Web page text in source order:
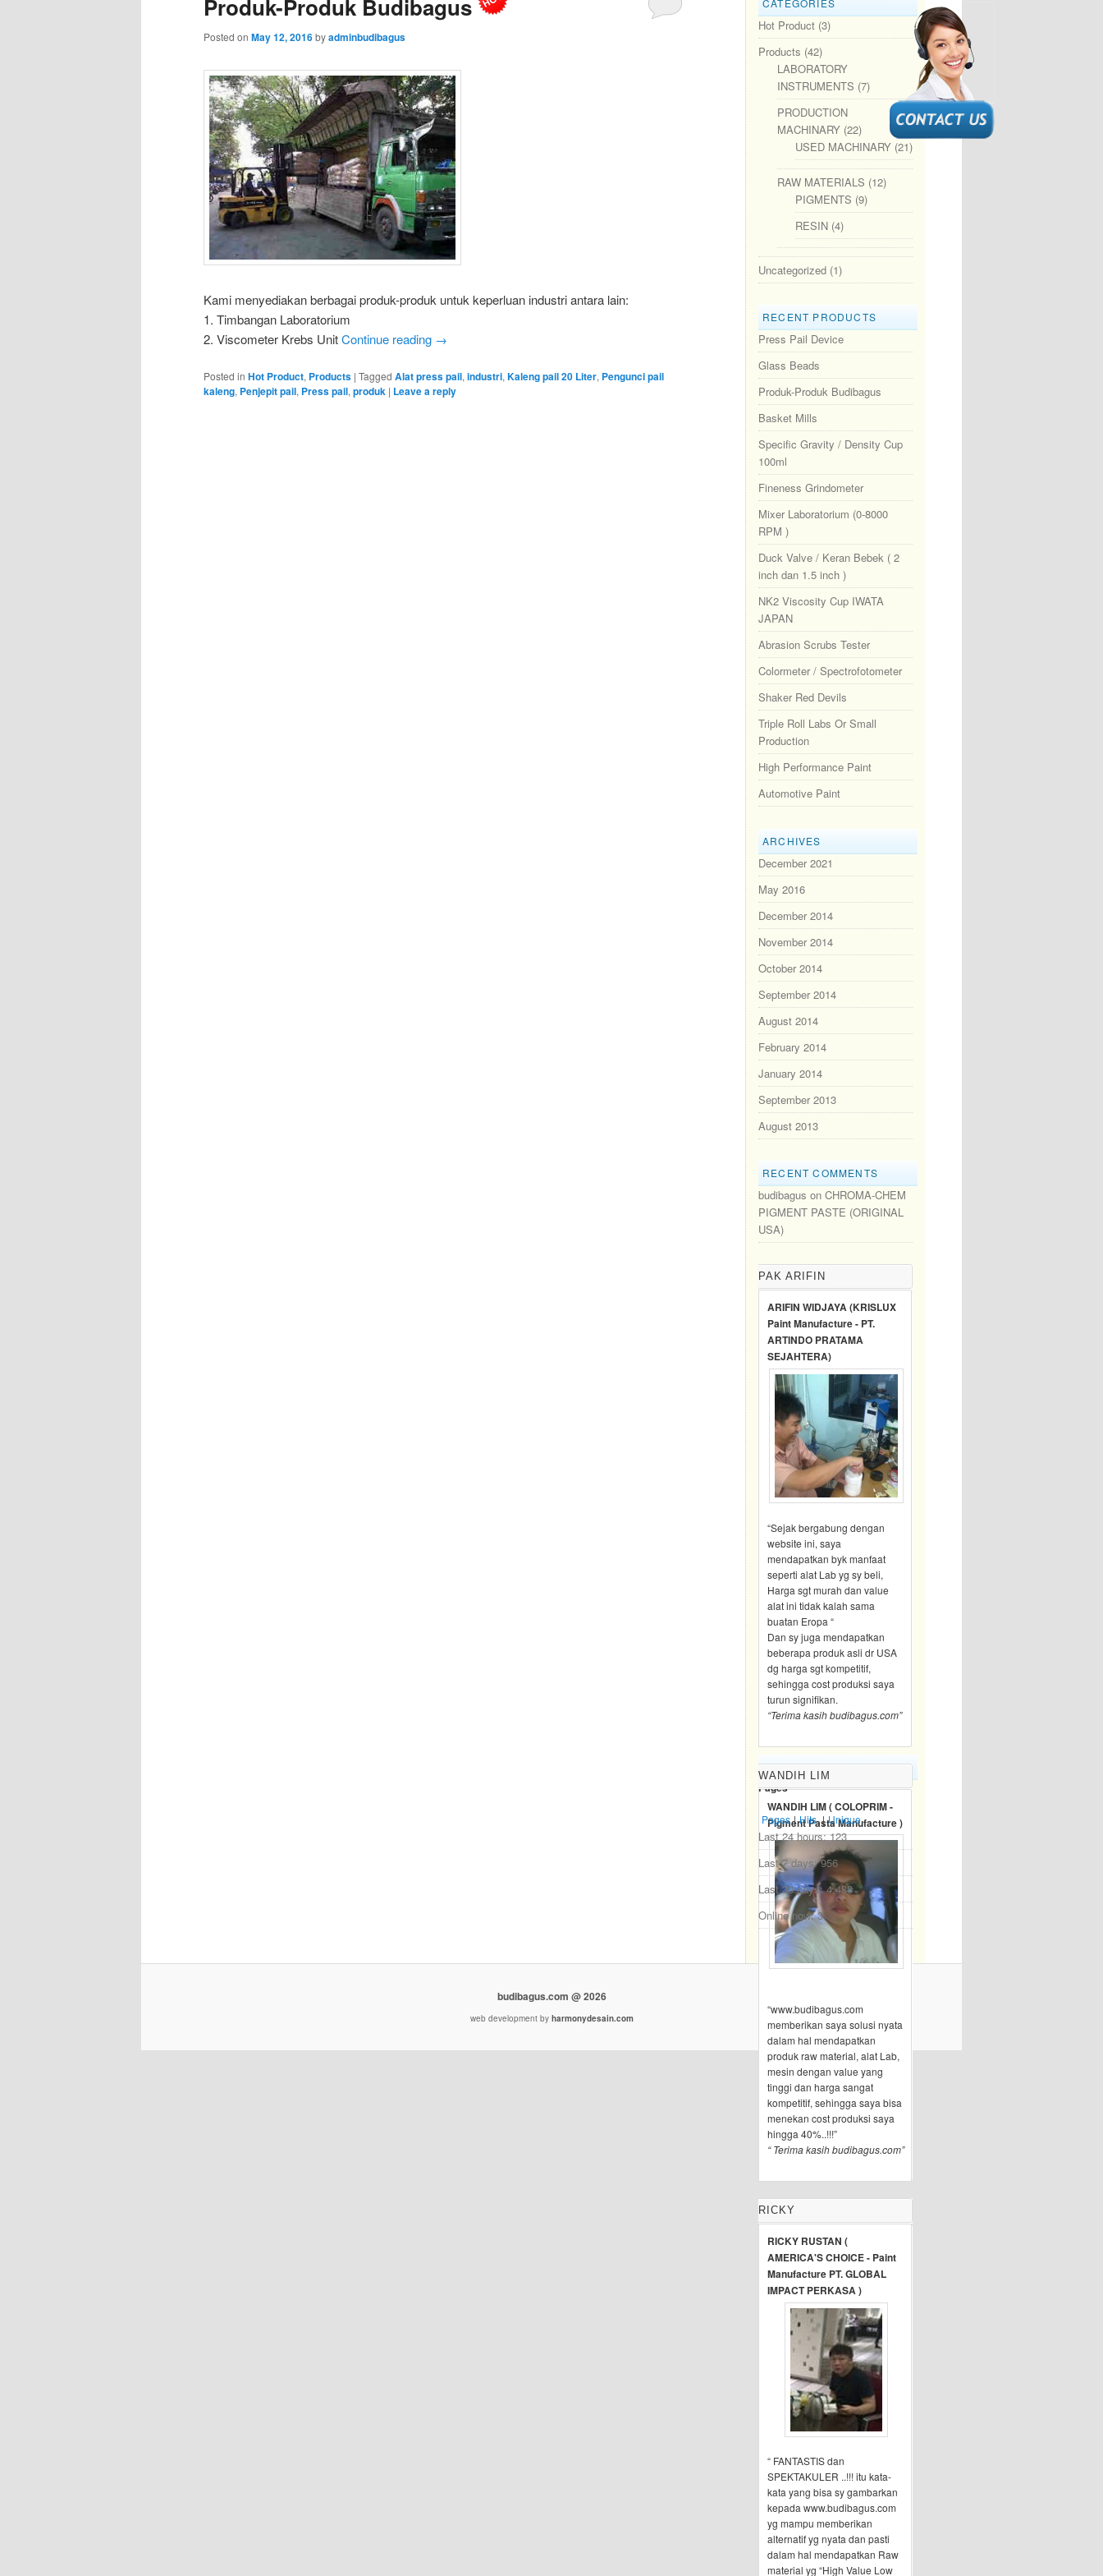
Produk-Produk Budibagus
Posted on May 12, 2016byadminbudibagus
Kami menyediakan berbagai produk-produk untuk keperluan industri antara lain:
1. Timbangan Laboratorium
2. Viscometer Krebs UnitContinue reading →
Posted in Hot Product, Products | Tagged Alat press pail, industri, Kaleng pail 20 Liter, Pengunci pail
kaleng, Penjepit pail, Press pail, produk | Leave a reply
Hot Product (3)
Products (42)
LABORATORY
INSTRUMENTS (7)
PRODUCTION
MACHINARY(22)
USED MACHINARY (21)
RAW MATERIALS (12)
PIGMENTS (9)
RESIN (4)
Uncategorized (1)
RECENT PRODUCTS
Press Pail Device
Glass Beads
Produk-Produk Budibagus
Basket Mills
Specific Gravity / Density Cup
100ml
Fineness Grindometer
Mixer Laboratorium (0-8000
RPM )
Duck Valve / Keran Bebek ( 2
inch dan 1.5 inch )
NK2 Viscosity Cup IWATA
JAPAN
Abrasion Scrubs Tester
Colormeter / Spectrofotometer
Shaker Red Devils
Triple Roll Labs Or Small
Production
High Performance Paint
Automotive Paint
ARCHIVES
December 2021
May 2016
December 2014
November 2014
October 2014
September 2014
August 2014
February 2014
January 2014
September 2013
August 2013
RECENT COMMENTS
budibagus on CHROMA-CHEM
PIGMENT PASTE (ORIGINAL
USA)
PAK ARIFIN
ARIFIN WIDJAYA (KRISLUX
Paint Manufacture - PT.
ARTINDO PRATAMA
SEJAHTERA)
“Sejak bergabung dengan
website ini, saya
mendapatkan byk manfaat
seperti alat Lab yg sy beli,
Harga sgt murah dan value
alat ini tidak kalah sama
buatan Eropa “
Dan sy juga mendapatkan
beberapa produk asli dr USA
dg harga sgt kompetitif,
sehingga cost produksi saya
turun signifikan.
“Terima kasih budibagus.com”
WANDIH LIM
WANDIH LIM ( COLOPRIM -
Pigment Pasta Manufacture )
“www.budibagus.com
memberikan saya solusi nyata
dalam hal mendapatkan
produk raw material, alat Lab,
mesin dengan value yang
tinggi dan harga sangat
kompetitif, sehingga saya bisa
menekan cost produksi saya
hingga 40%..!!!”
“ Terima kasih budibagus.com”
RICKY
RICKY RUSTAN (
AMERICA'S CHOICE - Paint
Manufacture PT. GLOBAL
IMPACT PERKASA )
“ FANTASTIS dan
SPEKTAKULER ..!!! itu kata-
kata yang bisa sy gambarkan
kepada www.budibagus.com
yg mampu memberikan
alternatif yg nyata dan pasti
dalam hal mendapatkan Raw
material yg “High Value Low
BLOG TRAFFIC
Pages
Pages | Hits | Unique
Last 24 hours:123
Last 7 days:956
Last 30 days:4,483
Online now: 3
budibagus.com @ 2026
web development by harmonydesain.com